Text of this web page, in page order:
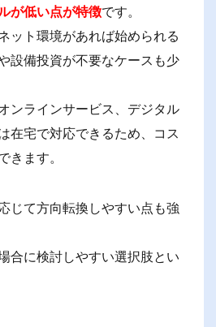
が低い点が特徴です。
ット環境があれば始められる
設備投資が不要なケースも少
ンラインサービス、デジタル
在宅で対応できるため、コス
きます。
じて方向転換しやすい点も強
合に検討しやすい選択肢とい